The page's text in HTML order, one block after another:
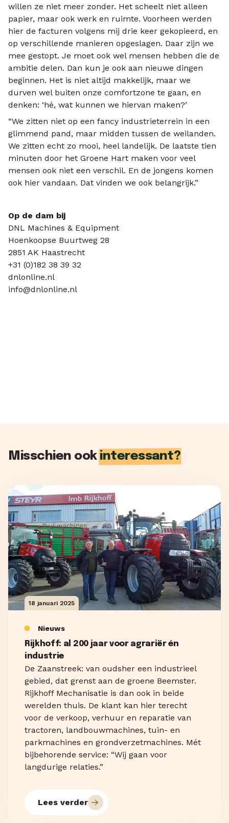
willen ze niet meer zonder. Het scheelt niet alleen
papier, maar ook werk en ruimte. Voorheen werden
hier de facturen volgens mij drie keer gekopieerd, en
op verschillende manieren opgeslagen. Daar zijn we
mee gestopt. Je moet ook wel mensen hebben die de
ambitie delen. Dan kun je ook aan nieuwe dingen
beginnen. Het is niet altijd makkelijk, maar we
durven wel buiten onze comfortzone te gaan, en
denken: ‘hé, wat kunnen we hiervan maken?’
“We zitten niet op een fancy industrieterrein in een
glimmend pand, maar midden tussen de weilanden.
We zitten echt zo mooi, heel landelijk. De laatste tien
minuten door het Groene Hart maken voor veel
mensen ook niet een verschil. En de jongens komen
ook hier vandaan. Dat vinden we ook belangrijk.”
Op de dam bij
DNL Machines & Equipment
Hoenkoopse Buurtweg 28
2851 AK Haastrecht
+31 (0)182 38 39 32
dnlonline.nl
info@dnlonline.nl
Misschien ook interessant?
18 januari 2025
Nieuws
Rijkhoff: al 200 jaar voor agrariër én
industrie
De Zaanstreek: van oudsher een industrieel
gebied, dat grenst aan de groene Beemster.
Rijkhoff Mechanisatie is dan ook in beide
werelden thuis. De klant kan hier terecht
voor de verkoop, verhuur en reparatie van
tractoren, landbouwmachines, tuin- en
parkmachines en grondverzetmachines. Mét
bijbehorende service: “Wij gaan voor
langdurige relaties.”
Lees verder